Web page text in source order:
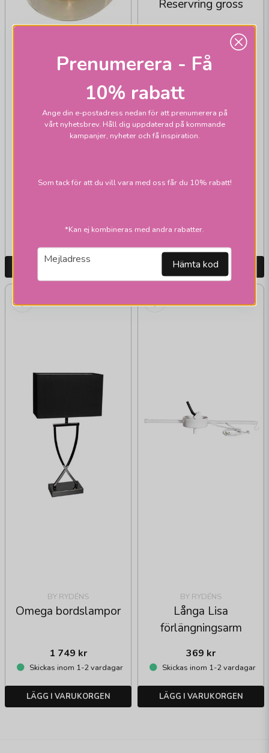
BY RYDÉNS
62+100cm)
Skickas inom 2-10
LÄGG I VARUKORGEN
Reservring gross
Skickas inom 2-10
LÄGG I VARUKORGEN
BY RYDÉNS
Omega bordslampor
1 749 kr
Skickas inom 1-2 vardagar
LÄGG I VARUKORGEN
BY RYDÉNS
Långa Lisa
förlängningsarm
369 kr
Skickas inom 1-2 vardagar
LÄGG I VARUKORGEN
Prenumerera - Få
10% rabatt
Ange din e-postadress nedan för att prenumerera på
vårt nyhetsbrev. Håll dig uppdaterad på kommande
kampanjer, nyheter och få inspiration.
Som tack för att du vill vara med oss får du 10% rabatt!
*Kan ej kombineras med andra rabatter.
email
Mejladress Hämta kod